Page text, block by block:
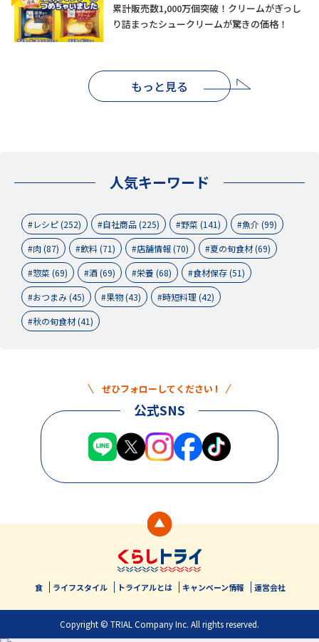
累計販売数1,000万個突破！クリームがぎっし
り詰まったシュークリームが驚きの価格！
もっと見る
人気キーワード
レシピ (252) 自社商品 (225) 野菜 (141)
魚介 (99)
肉 (87)
飲料 (71) 店舗情報 (70)
夏の旬食材 (69)
惣菜 (69)
酒 (69) 栄養 (68)
食材保存 (51)
おつまみ (45)
果物 (43)
時短料理 (42)
秋の旬食材 (41)
ぜひフォローしてください !
公式SNS
食 ライフスタイル トライアルとは キャンペーン情報 運営会社
Copyright © TRIAL Company Inc. All rights reserved.